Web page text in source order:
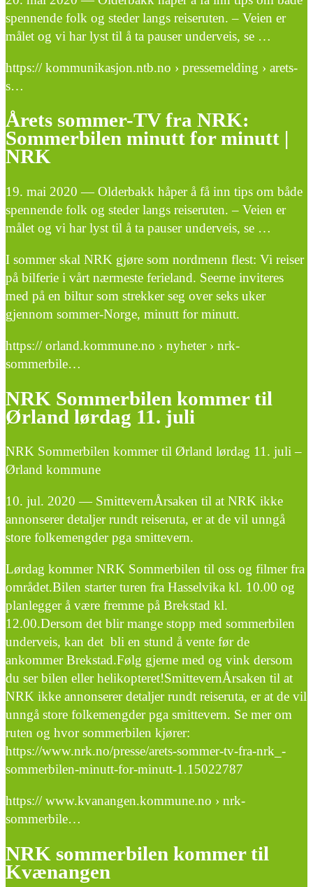
spennende folk og steder langs reiseruten. – Veien er
målet og vi har lyst til å ta pauser underveis, se …
https:// kommunikasjon.ntb.no › pressemelding › arets-
s…
Årets sommer-TV fra NRK:
Sommerbilen minutt for minutt |
NRK
19. mai 2020 — Olderbakk håper å få inn tips om både
spennende folk og steder langs reiseruten. – Veien er
målet og vi har lyst til å ta pauser underveis, se …
I sommer skal NRK gjøre som nordmenn flest: Vi reiser
på bilferie i vårt nærmeste ferieland. Seerne inviteres
med på en biltur som strekker seg over seks uker
gjennom sommer-Norge, minutt for minutt.
https:// orland.kommune.no › nyheter › nrk-
sommerbile…
NRK Sommerbilen kommer til
Ørland lørdag 11. juli
NRK Sommerbilen kommer til Ørland lørdag 11. juli –
Ørland kommune
10. jul. 2020 — SmittevernÅrsaken til at NRK ikke
annonserer detaljer rundt reiseruta, er at de vil unngå
store folkemengder pga smittevern.
Lørdag kommer NRK Sommerbilen til oss og filmer fra
området.Bilen starter turen fra Hasselvika kl. 10.00 og
planlegger å være fremme på Brekstad kl.
12.00.Dersom det blir mange stopp med sommerbilen
underveis, kan det bli en stund å vente før de
ankommer Brekstad.Følg gjerne med og vink dersom
du ser bilen eller helikopteret!SmittevernÅrsaken til at
NRK ikke annonserer detaljer rundt reiseruta, er at de vil
unngå store folkemengder pga smittevern. Se mer om
ruten og hvor sommerbilen kjører:
https://www.nrk.no/presse/arets-sommer-tv-fra-nrk_-
sommerbilen-minutt-for-minutt-1.15022787
https:// www.kvanangen.kommune.no › nrk-
sommerbile…
NRK sommerbilen kommer til
Kvænangen